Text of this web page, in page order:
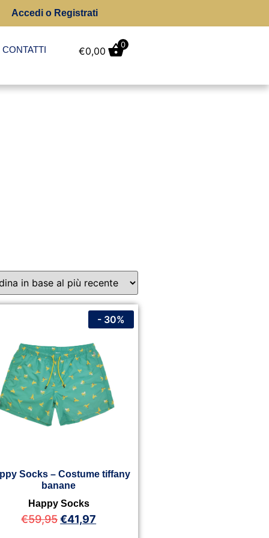
Accedi o Registrati
CONTATTI €0,00
0
Socks – Costume tiffany
banane
Happy Socks
€59,95€41,97
- 30%